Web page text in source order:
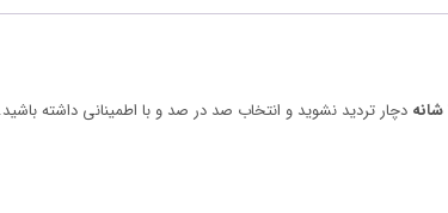
دچار تردید نشوید و انتخاب صد در صد و با اطمینانی داشته باشید.